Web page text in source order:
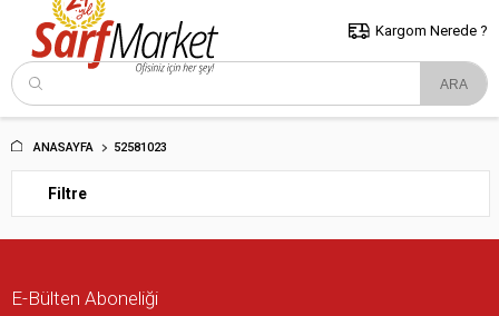
5000 TL ve Üzeri Alışverişlerde İstanbul İçi Kargo Bedava!
ve Trakya İçin Tıklayın..
Kargom Nerede ?
ANASAYFA 52581023
Filtre
E-Bülten Aboneliği